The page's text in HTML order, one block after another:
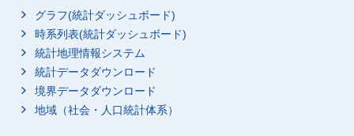
グラフ(統計ダッシュボード)
時系列表(統計ダッシュボード)
統計地理情報システム
統計データダウンロード
境界データダウンロード
地域（社会・人口統計体系）